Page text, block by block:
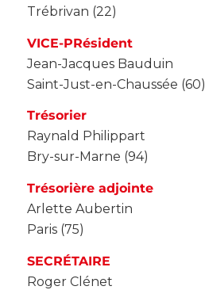
Trébrivan (22)
VICE-PRésident
Jean-Jacques Bauduin
Saint-Just-en-Chaussée (60)
Trésorier
Raynald Philippart
Bry-sur-Marne (94)
Trésorière adjointe
Arlette Aubertin
Paris (75)
SECRÉTAIRE
Roger Clénet